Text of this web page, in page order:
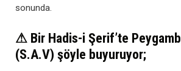
sonunda.
⚠ Bir Hadis-i Şerif’te
(S.A.V) şöyle buyuruyor;